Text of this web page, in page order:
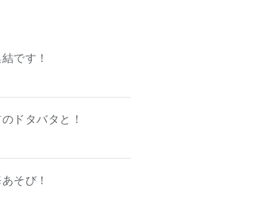
です！
ドタバタと！
そび！